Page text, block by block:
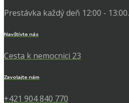
Prestávka každý deň 12:00 - 13:00.
Navštívte nás
Cesta k nemocnici 23
Zavolajte nám
+421 904 840 770